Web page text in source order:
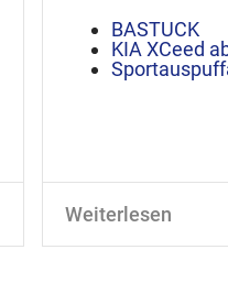
BASTUCK
KIA XCeed
Weiterlesen